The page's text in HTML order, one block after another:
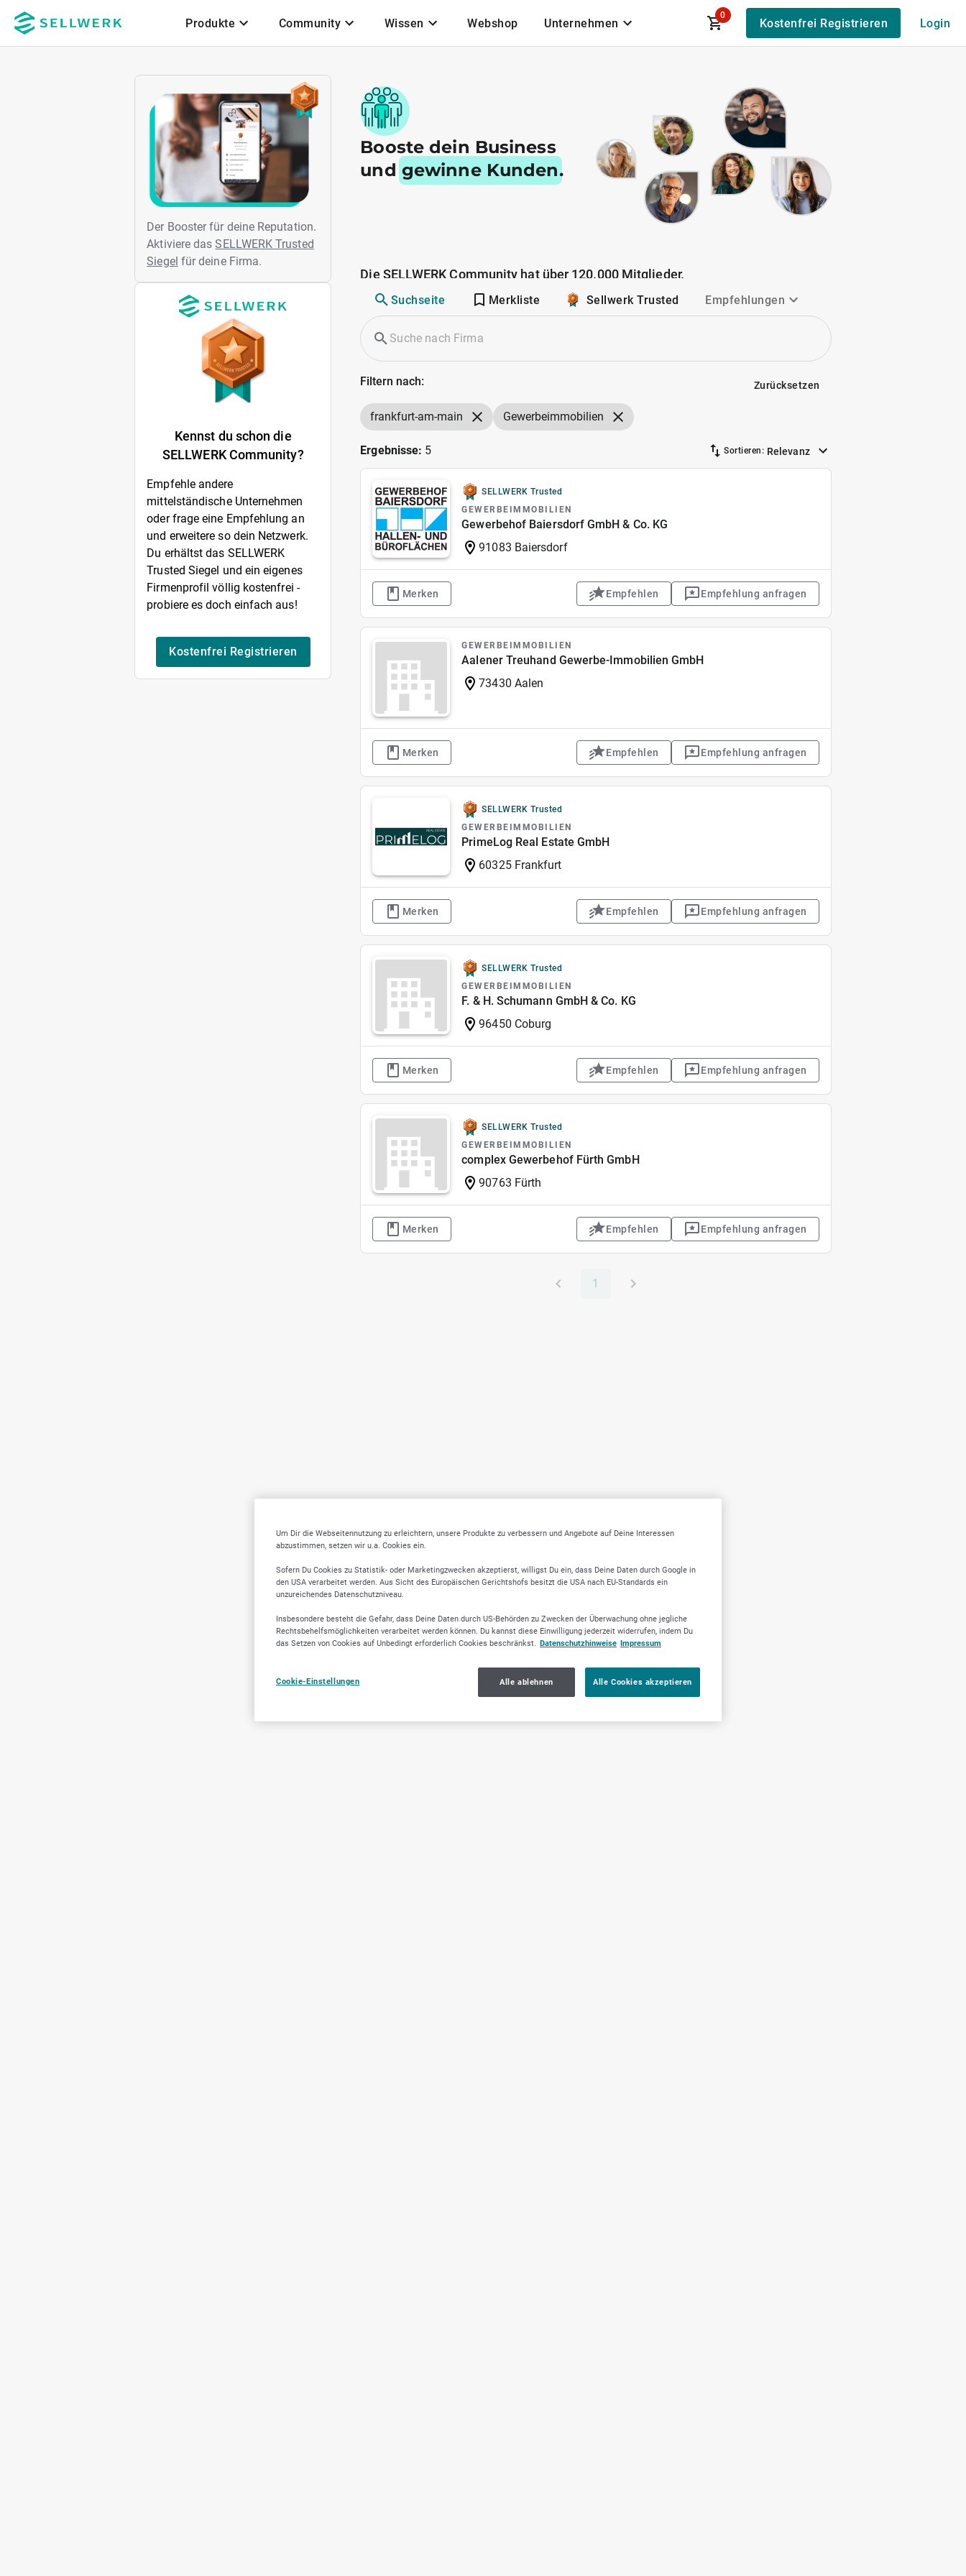
Zum Hauptinhalt
Produkte Community Wissen Webshop Unternehmen
0
Kostenfrei Registrieren Login
Der Booster für deine Reputation.
Aktiviere dasSELLWERK Trusted
Siegel für deine Firma.
Kennst du schon die
SELLWERK Community?
Empfehle andere
mittelständische Unternehmen
oder frage eine Empfehlung an
und erweitere so dein Netzwerk.
Du erhältst das SELLWERK
Trusted Siegel und ein eigenes
Firmenprofil völlig kostenfrei -
probiere es doch einfach aus!
Kostenfrei Registrieren
Booste dein Business
und gewinne Kunden.
Die SELLWERK Community hat über 120.000 Mitglieder.
Suchseite Merkliste Sellwerk Trusted Empfehlungen
Filtern nach: Zurücksetzen
frankfurt-am-main Gewerbeimmobilien
Ergebnisse: 5 Sortieren: Relevanz
SELLWERK Trusted
GEWERBEIMMOBILIEN
Gewerbehof Baiersdorf GmbH & Co. KG
91083 Baiersdorf
Merken Empfehlen Empfehlung anfragen
GEWERBEIMMOBILIEN
Aalener Treuhand Gewerbe-Immobilien GmbH
73430 Aalen
Merken Empfehlen Empfehlung anfragen
SELLWERK Trusted
GEWERBEIMMOBILIEN
PrimeLog Real Estate GmbH
60325 Frankfurt
Merken Empfehlen Empfehlung anfragen
SELLWERK Trusted
GEWERBEIMMOBILIEN
F. & H. Schumann GmbH & Co. KG
96450 Coburg
Merken Empfehlen Empfehlung anfragen
SELLWERK Trusted
GEWERBEIMMOBILIEN
complex Gewerbehof Fürth GmbH
90763 Fürth
Merken Empfehlen Empfehlung anfragen
1
Um Dir die Webseitennutzung zu erleichtern, unsere Produkte zu verbessern und Angebote auf Deine Interessen
abzustimmen, setzen wir u.a. Cookies ein.
Sofern Du Cookies zu Statistik- oder Marketingzwecken akzeptierst, willigst Du ein, dass Deine Daten durch Google in
den USA verarbeitet werden. Aus Sicht des Europäischen Gerichtshofs besitzt die USA nach EU-Standards ein
unzureichendes Datenschutzniveau.
Insbesondere besteht die Gefahr, dass Deine Daten durch US-Behörden zu Zwecken der Überwachung ohne jegliche
Rechtsbehelfsmöglichkeiten verarbeitet werden können. Du kannst diese Einwilligung jederzeit widerrufen, indem Du
das Setzen von Cookies auf Unbedingt erforderlich Cookies beschränkst. Datenschutzhinweise Impressum
Cookie-Einstellungen Alle ablehnen Alle Cookies akzeptieren